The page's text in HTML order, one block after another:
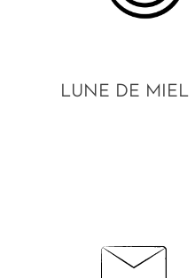
LUNE DE MIEL